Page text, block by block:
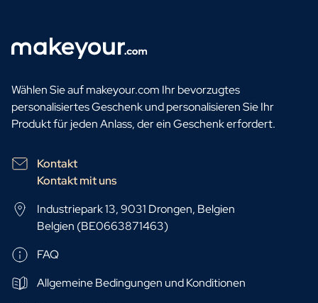
Wählen Sie auf makeyour.com Ihr bevorzugtes
personalisiertes Geschenk und personalisieren Sie Ihr
Produkt für jeden Anlass, der ein Geschenk erfordert.
Kontakt
Kontakt mit uns
Industriepark 13, 9031 Drongen, Belgien
Belgien (BE0663871463)
FAQ
Allgemeine Bedingungen und Konditionen